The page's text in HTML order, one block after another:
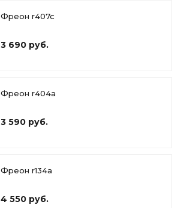
Фреон r407c
3 690 руб.
Фреон r404a
3 590 руб.
Фреон r134a
4 550 руб.